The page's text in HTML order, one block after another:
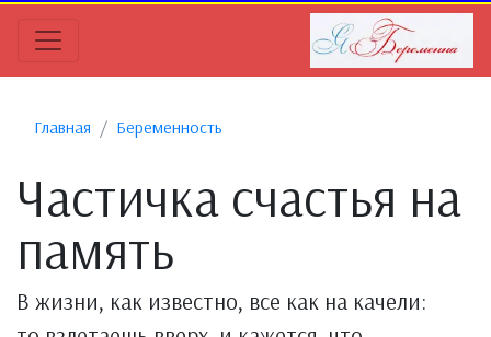
Главная Беременность
Частичка счастья на
память
В жизни, как известно, все как на качели: